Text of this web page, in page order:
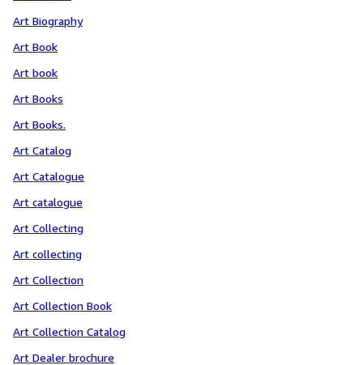
Art Biography
Art Book
Art book
Art Books
Art Books.
Art Catalog
Art Catalogue
Art catalogue
Art Collecting
Art collecting
Art Collection
Art Collection Book
Art Collection Catalog
Art Dealer brochure